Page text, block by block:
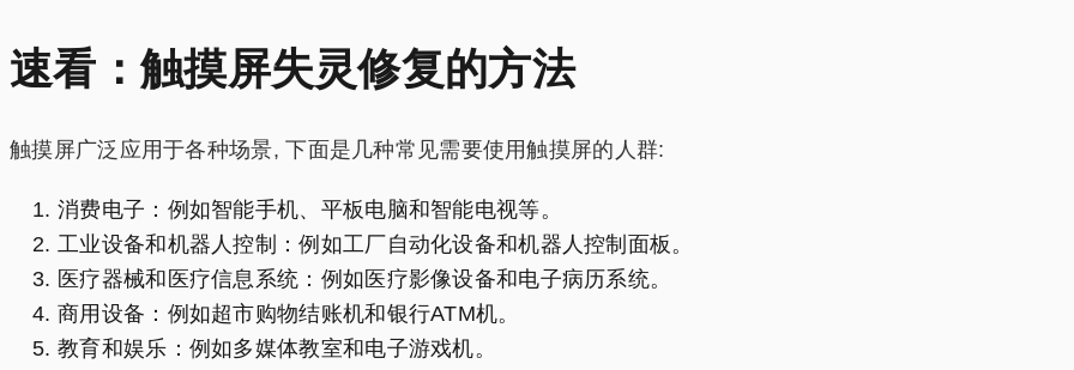
速看：触摸屏失灵修复的方法
触摸屏广泛应用于各种场景, 下面是几种常见需要使用触摸屏的人群:
消费电子：例如智能手机、平板电脑和智能电视等。
工业设备和机器人控制：例如工厂自动化设备和机器人控制面板。
医疗器械和医疗信息系统：例如医疗影像设备和电子病历系统。
商用设备：例如超市购物结账机和银行ATM机。
教育和娱乐：例如多媒体教室和电子游戏机。